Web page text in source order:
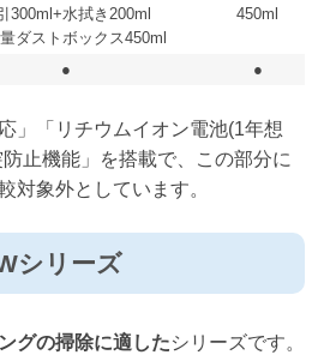
300ml+水拭き200ml
ダストボックス450ml
450ml
● ●
」「リチウムイオン電池(1年想
止機能」を搭載で、この部分に
対象外としています。
シリーズ
グの掃除に適したシリーズです。